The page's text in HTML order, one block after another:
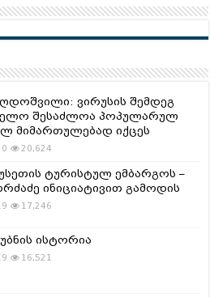
ვირუსის შემდეგ
შესაძლოა პოპულარულ
მიმართულებად იქცეს
20,624
ტურისტულ ემბარგოს –
ინიციატივით გამოდის
17,246
ისტორია
16,521